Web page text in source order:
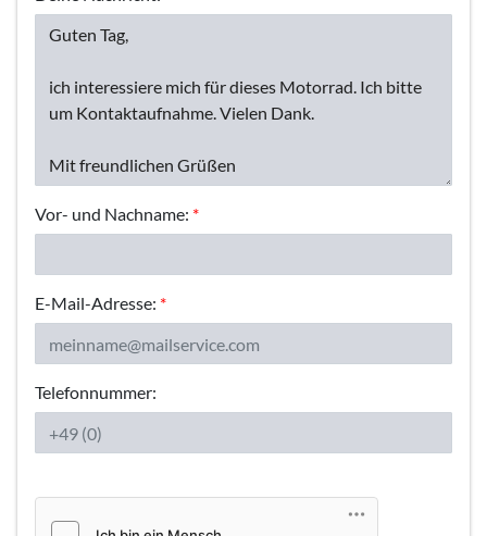
Vor- und Nachname: *
E-Mail-Adresse: *
Telefonnummer: